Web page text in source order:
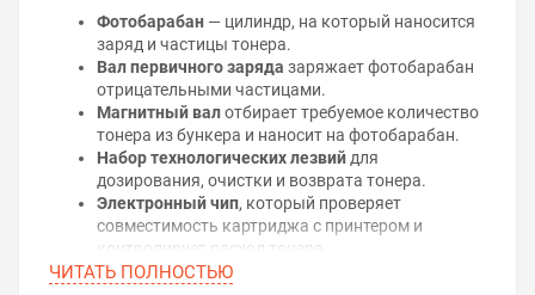
Фотобарабан — цилиндр, на который наносится
заряд и частицы тонера.
Вал первичного заряда заряжает фотобарабан
отрицательными частицами.
Магнитный валотбирает требуемое количество
тонера из бункера и наносит на фотобарабан.
Набор технологических лезвий для
дозирования, очистки и возврата тонера.
Электронный чип, который проверяет
совместимость картриджа с принтером и
контролирует расход тонера.
Принцип лазерной печати
ЧИТАТЬ ПОЛНОСТЬЮ